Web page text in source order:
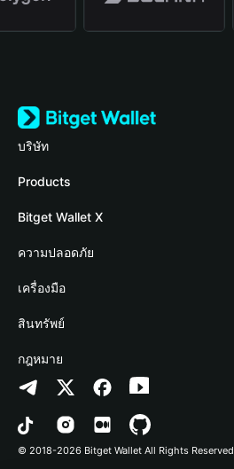
บริษัท
เกี่ยวกับ Bitget Wallet
Blog
Academy
ข่าวสารด้านคริปโต
ศูนย์ช่วยเหลือ
ติดต่อเรา
ทรัพยากรข้อมูลของแบรนด์
อาชีพ
Products
Crypto Card
Stablecoin Earn
Payfi Crypto
Crypto Swap API
Altcoin Season Index
Prediction Markets
DApp
Bitget Wallet X
นักพัฒนา
เชื่อมต่อ Wallet
Bitget Wallet Pay
ลิสต์โปรเจกต์
ความปลอดภัย
Protection Fund
เทคโนโลยีความปลอดภัย
เครื่องมือ
ซื้อคริปโต
การตรวจจับการอนุญาต
การตรวจจับสัญญา
การโอนเป็นชุด
สินทรัพย์
Arbitrum
Avalanche
Bitcoin
กฎหมาย
นโยบายความเป็นส่วนตัว
ข้อตกลงในการใช้บริการ
© 2018-2026 Bitget Wallet All Rights Reserved